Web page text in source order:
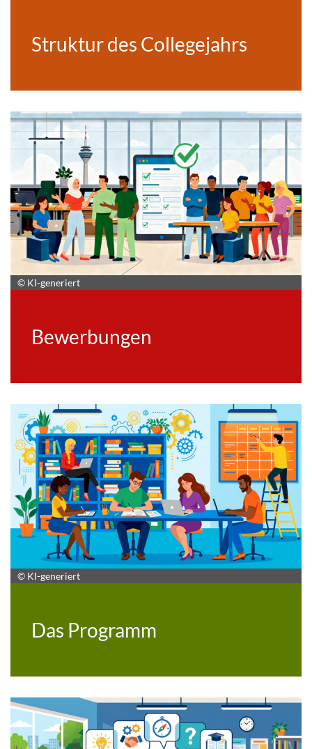
Struktur des Collegejahrs
© KI-generiert
Bewerbungen
© KI-generiert
Das Programm